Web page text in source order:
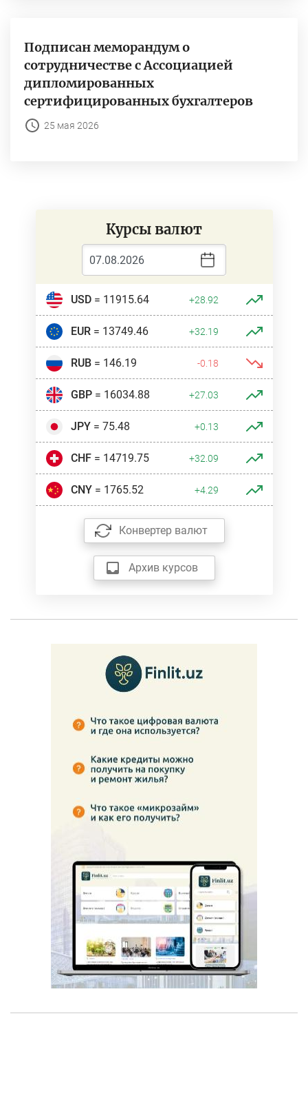
Подписан меморандум о
сотрудничестве с Ассоциацией
дипломированных
сертифицированных бухгалтеров
25 мая 2026
Курсы валют
USD= 11915.64 +28.92
EUR= 13749.46 +32.19
RUB= 146.19 -0.18
GBP= 16034.88 +27.03
JPY= 75.48 +0.13
CHF= 14719.75 +32.09
CNY= 1765.52 +4.29
Конвертер валют
Архив курсов